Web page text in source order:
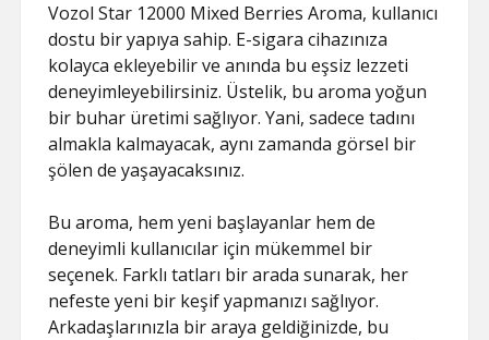
Vozol Star 12000 Mixed Berries Aroma, kullanıcı
dostu bir yapıya sahip. E-sigara cihazınıza
kolayca ekleyebilir ve anında bu eşsiz lezzeti
deneyimleyebilirsiniz. Üstelik, bu aroma yoğun
bir buhar üretimi sağlıyor. Yani, sadece tadını
almakla kalmayacak, aynı zamanda görsel bir
şölen de yaşayacaksınız.
Bu aroma, hem yeni başlayanlar hem de
deneyimli kullanıcılar için mükemmel bir
seçenek. Farklı tatları bir arada sunarak, her
nefeste yeni bir keşif yapmanızı sağlıyor.
Arkadaşlarınızla bir araya geldiğinizde, bu